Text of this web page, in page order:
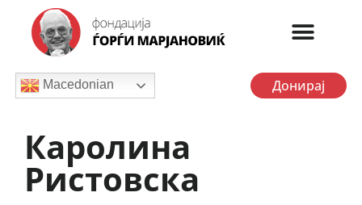
Macedonian Донирај
Каролина
Ристовска